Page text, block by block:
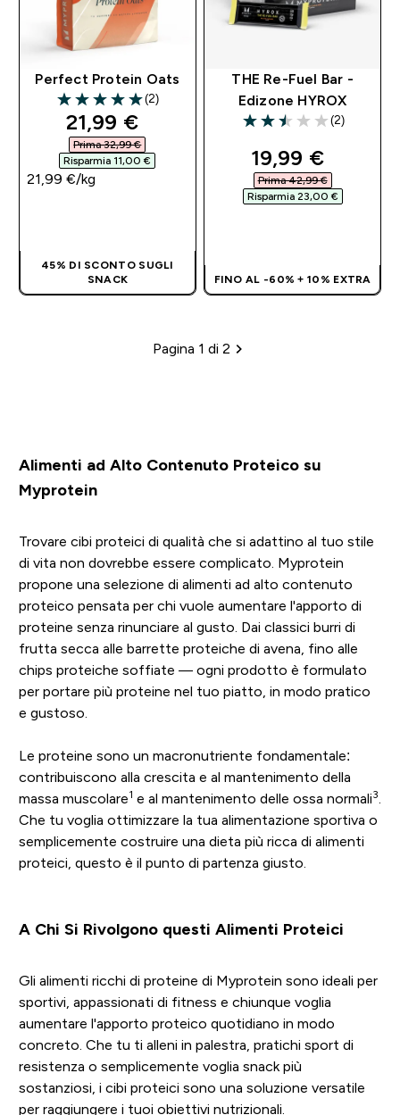
Perfect Protein Oats
5 out of 5 stars
(2)
discounted price
21,99 €‎
Prima 32,99 €‎
Risparmia 11,00 €‎
21,99 €‎/kg
45% DI SCONTO SUGLI
SNACK
THE Re-Fuel Bar -
Edizone HYROX
2.5 out of 5 stars
(2)
discounted
19,99 €‎
Prima 42,99 €‎
Risparmia 23,00 €‎
FINO AL -60% + 10% EXTRA
Impaginazione
Pagina 1 di 2
Alimenti ad Alto Contenuto Proteico su
Myprotein
Trovare cibi proteici di qualità che si adattino al tuo stile
di vita non dovrebbe essere complicato. Myprotein
propone una selezione di alimenti ad alto contenuto
proteico pensata per chi vuole aumentare l'apporto di
proteine senza rinunciare al gusto. Dai classici burri di
frutta secca alle barrette proteiche di avena, fino alle
chips proteiche soffiate — ogni prodotto è formulato
per portare più proteine nel tuo piatto, in modo pratico
e gustoso.
Le proteine sono un macronutriente fondamentale:
contribuiscono alla crescita e al mantenimento della
massa muscolare1 e al mantenimento delle ossa normali3
Che tu voglia ottimizzare la tua alimentazione sportiva o
semplicemente costruire una dieta più ricca di alimenti
proteici, questo è il punto di partenza giusto.
A Chi Si Rivolgono questi Alimenti Proteici
Gli alimenti ricchi di proteine di Myprotein sono ideali per
sportivi, appassionati di fitness e chiunque voglia
aumentare l'apporto proteico quotidiano in modo
concreto. Che tu ti alleni in palestra, pratichi sport di
resistenza o semplicemente voglia snack più
sostanziosi, i cibi proteici sono una soluzione versatile
per raggiungere i tuoi obiettivi nutrizionali.